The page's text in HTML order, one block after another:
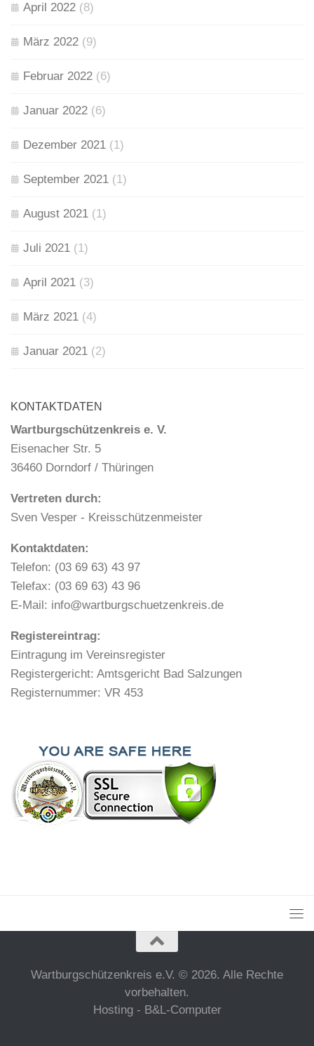
April 2022 (8)
März 2022 (9)
Februar 2022 (6)
Januar 2022 (6)
Dezember 2021 (1)
September 2021 (1)
August 2021 (1)
Juli 2021 (1)
April 2021 (3)
März 2021 (4)
Januar 2021 (2)
KONTAKTDATEN
Wartburgschützenkreis e. V.
Eisenacher Str. 5
36460 Dorndorf / Thüringen
Vertreten durch:
Sven Vesper - Kreisschützenmeister
Kontaktdaten:
Telefon: (03 69 63) 43 97
Telefax: (03 69 63) 43 96
E-Mail: info@wartburgschuetzenkreis.de
Registereintrag:
Eintragung im Vereinsregister
Registergericht: Amtsgericht Bad Salzungen
Registernummer: VR 453
Wartburgschützenkreis e.V. © 2026. Alle Rechte
vorbehalten.
Hosting - B&L-Computer